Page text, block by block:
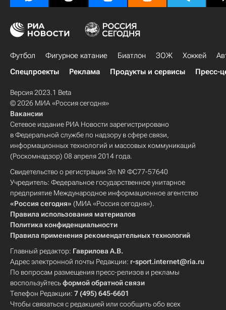
Футбол Фигурное катание Биатлон ЗОЖ Хоккей
Спецпроекты
Реклама Продукты и сервисы Пресс-
Версия 2023.1 Beta
© 2026 МИА «Россия сегодня»
Вакансии
Сетевое издание РИА Новости зарегистрировано
в Федеральной службе по надзору в сфере связи,
информационных технологий и массовых коммуникаций
(Роскомнадзор) 08 апреля 2014 года.
Свидетельство о регистрации Эл № ФС77-57640
Учредитель: Федеральное государственное унитарное
предприятие Международное информационное агентство
«Россия сегодня» (МИА «Россия сегодня»).
Правила использования материалов
Политика конфиденциальности
Правила применения рекомендательных технологий
Главный редактор: Гаврилова А.В.
Адрес электронной почты Редакции: r-sport.internet@ria.ru
По вопросам размещения пресс-релизов и рекламы
воспользуйтесьформой обратной связи
Телефон Редакции: 7 (495) 645-6601
Чтобы связаться с редакцией или сообщить обо всех